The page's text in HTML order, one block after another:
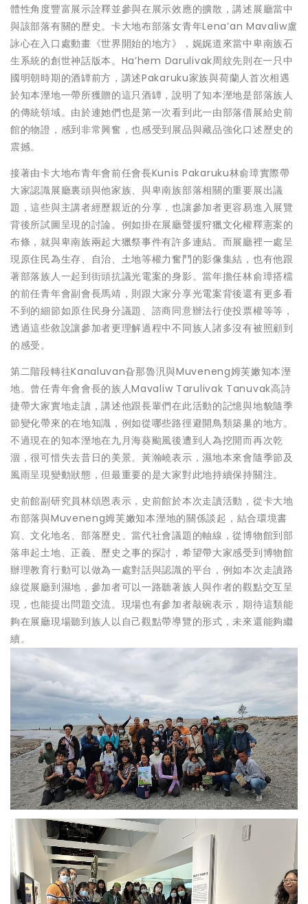
體性角度豐富展示詮釋並參與在展示效應的擴散，講述展廳當中
與該部落有關的歷史。卡大地布部落女青年Lena’an Mavaliw盧
詠心在入口處動畫《世界開始的地方》，娓娓道來當中卑南族石
生系統的創世神話版本。Ha’hem Darulivak周紋先則在一只中
國明朝時期的酒罈前方，講述Pakaruku家族與荷蘭人首次相遇
於知本溼地一帶所獲贈的這只酒罈，說明了知本溼地是部落族人
的傳統領域。由於連她們也是第一次看到此一由部落借展給史前
館的物證，感到非常興奮，也感受到展品與藏品強化口述歷史的
震撼。
接著由卡大地布青年會前任會長Kunis Pakaruku林俞璋實際帶
大家認識展廳裏頭與他家族、與卑南族部落相關的重要展出議
題，這些與主講者經歷親近的分享，也讓參加者更容易進入展覽
背後所試圖呈現的討論。例如掛在展廳聲援狩獵文化權釋憲案的
布條，就與卑南族兩起大獵祭事件有許多連結。而展廳裡一處呈
現原住民為生存、自治、土地等權力奮鬥的影像集結，也有他跟
著部落族人一起到街頭抗議光電案的身影。當年擔任林俞璋搭檔
的前任青年會副會長馬靖，則跟大家分享光電案背後還有更多看
不到的細節如原住民身分議題、諮商同意辦法行使投票權等等，
透過這些敘說讓參加者更理解過程中不同族人諸多沒有被照顧到
的感受。
第二階段轉往Kanaluvan旮那魯汎與Muveneng姆芙嫩知本溼
地。曾任青年會會長的族人Mavaliw Tarulivak Tanuvak高詩
捷帶大家實地走讀，講述他跟長輩們在此活動的記憶與地貌隨季
節變化帶來的在地知識，例如從哪些路徑避開鳥類築巢的地方。
不過現在的知本溼地在九月海葵颱風後遭到人為挖開而再次乾
涸，很可惜失去昔日的美景。黃瀚嶢表示，濕地本來會隨季節及
風雨呈現變動狀態，但最重要的是大家對此地持續保持關注。
史前館副研究員林頌恩表示，史前館於本次走讀活動，從卡大地
布部落與Muveneng姆芙嫩知本溼地的關係談起，結合環境書
寫、文化地名、部落歷史、當代社會議題的軸線，從博物館到部
落串起土地、正義、歷史之事的探討，希望帶大家感受到博物館
辦理教育行動可以做為一處對話與認識的平台，例如本次走讀路
線從展廳到濕地，參加者可以一路聽著族人與作者的觀點交互呈
現，也能提出問題交流。現場也有參加者敲碗表示，期待這類能
夠在展廳現場聽到族人以自己觀點帶導覽的形式，未來還能夠繼
續。